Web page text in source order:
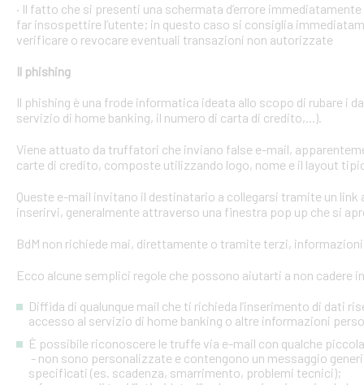
· Il fatto che si presenti una schermata d’errore
far insospettire l’utente; in questo caso si consiglia
verificare o revocare eventuali transazioni non autorizzate
Il phishing
Il phishing è una frode informatica ideata allo scopo di rubare i
servizio di home banking, il numero di carta di credito,...).
Viene attuato da truffatori che inviano false e-mail,
carte di credito, composte utilizzando logo, nome e il layout
Queste e-mail invitano il destinatario a collegarsi tramite un
inserirvi, generalmente attraverso una finestra pop up che si
BdM non richiede mai, direttamente o tramite terzi,
Ecco alcune semplici regole che possono aiutarti a non cadere
Diffida di qualunque mail che ti richieda l’inserimento di dati
accesso al servizio di home banking o altre informazioni
È possibile riconoscere le truffe via e-mail con qualche
- non sono personalizzate e contengono un messaggio
specificati (es. scadenza, smarrimento, problemi tecnici);